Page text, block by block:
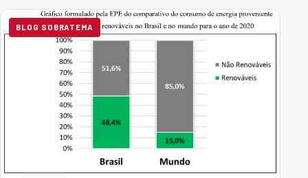
degrada&ccedil…
BLOG SOBRATEMA